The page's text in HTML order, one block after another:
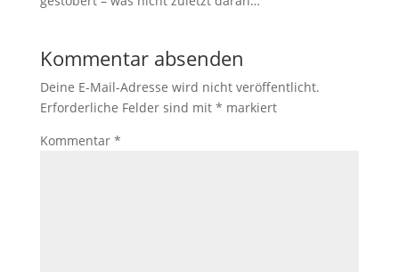
Kommentar absenden
Deine E-Mail-Adresse wird nicht veröffentlicht.
Erforderliche Felder sind mit * markiert
Kommentar *